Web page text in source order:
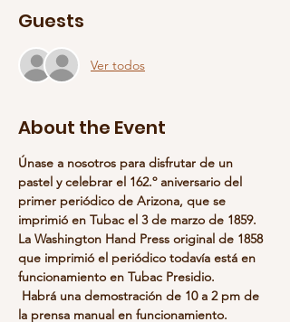
Guests
Ver todos
About the Event
Únase a nosotros para disfrutar de un
pastel y celebrar el 162.º aniversario del
primer periódico de Arizona, que se
imprimió en Tubac el 3 de marzo de 1859.
La Washington Hand Press original de 1858
que imprimió el periódico todavía está en
funcionamiento en Tubac Presidio.
Habrá una demostración de 10 a 2 pm de
la prensa manual en funcionamiento.